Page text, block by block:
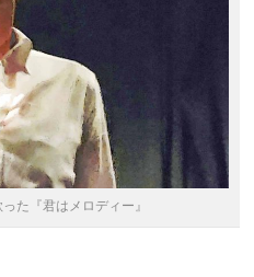
た『君はメロディー』